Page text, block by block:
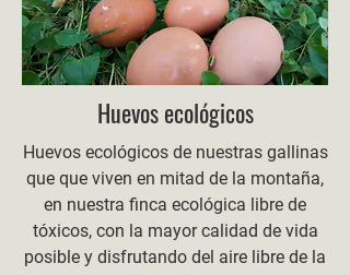
Huevos ecológicos
Huevos ecológicos de nuestras gallinas
que que viven en mitad de la montaña,
en nuestra finca ecológica libre de
tóxicos, con la mayor calidad de vida
posible y disfrutando del aire libre de la